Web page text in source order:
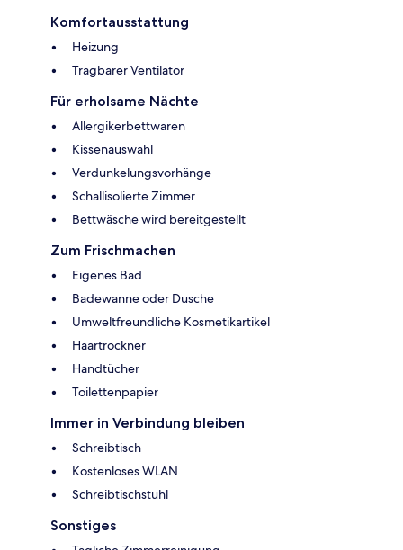
Komfortausstattung
Heizung
Tragbarer Ventilator
Für erholsame Nächte
Allergikerbettwaren
Kissenauswahl
Verdunkelungsvorhänge
Schallisolierte Zimmer
Bettwäsche wird bereitgestellt
Zum Frischmachen
Eigenes Bad
Badewanne oder Dusche
Umweltfreundliche Kosmetikartikel
Haartrockner
Handtücher
Toilettenpapier
Immer in Verbindung bleiben
Schreibtisch
Kostenloses WLAN
Schreibtischstuhl
Sonstiges